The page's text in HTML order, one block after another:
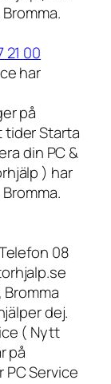
21 00
har
på
tider Starta
din PC &
) har
08
dej.
( Nytt
på
PC Service